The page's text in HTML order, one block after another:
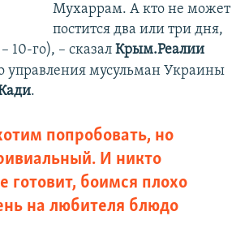
Мухаррам. А кто не может
постится два или три дня,
10-го), – сказал Крым.Реалии
управления мусульман Украины
.
попробовать, но
И никто
готовит, боимся плохо
на любителя блюдо